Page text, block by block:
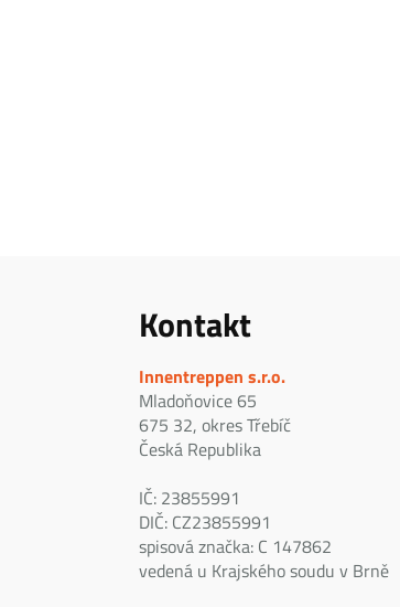
Kontakt
Innentreppen s.r.o.
Mladoňovice 65
675 32, okres Třebíč
Česká Republika
IČ: 23855991
DIČ: CZ23855991
spisová značka: C 147862
vedená u Krajského soudu v Brně